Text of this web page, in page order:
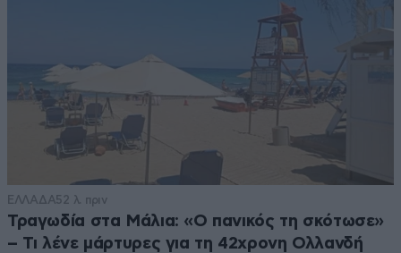
ΕΛΛΑΔΑ52 λ. πριν
Τραγωδία στα Μάλια: «Ο πανικός τη σκότωσε»
– Τι λένε μάρτυρες για τη 42χρονη Ολλανδή